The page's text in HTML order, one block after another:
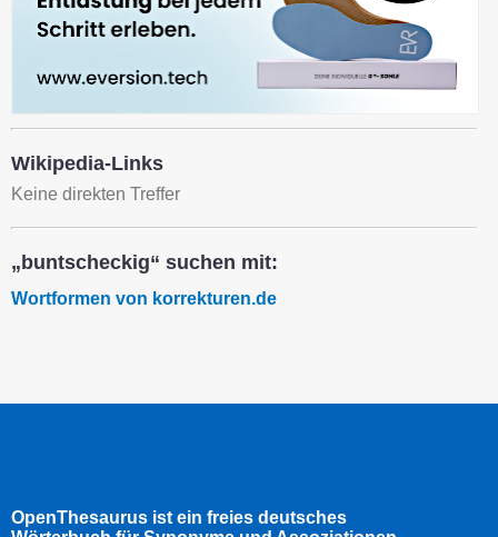
Wikipedia-Links
Keine direkten Treffer
„buntscheckig“ suchen mit:
Wortformen von korrekturen.de
OpenThesaurus ist ein freies deutsches